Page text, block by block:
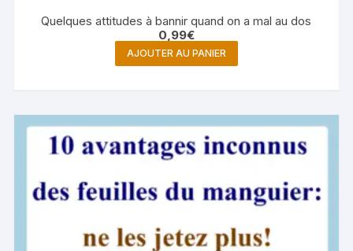
Quelques attitudes à bannir quand on a mal au dos
0,99€
AJOUTER AU PANIER